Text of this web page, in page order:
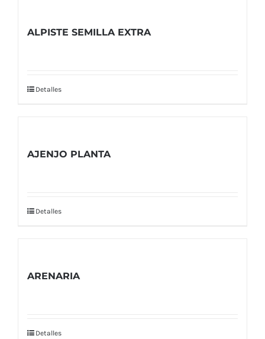
ALPISTE SEMILLA EXTRA
Detalles
AJENJO PLANTA
Detalles
ARENARIA
Detalles